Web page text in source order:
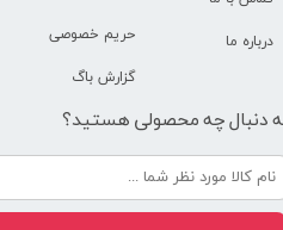
حریم خصوصی
گزارش باگ
درباره ما
دنبال چه محصولی هستید؟